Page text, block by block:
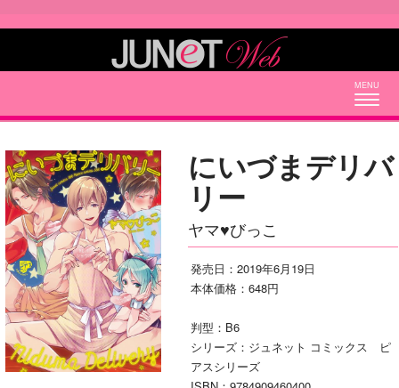
にいづまデリバ
リー
ヤマ♥びっこ
発売日：2019年6月19日
本体価格：648円
判型：B6
シリーズ：ジュネット コミックス ピ
アスシリーズ